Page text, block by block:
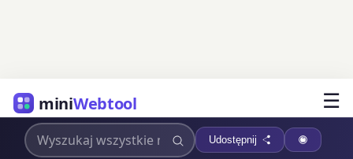
miniWebtool ☰
Udostępnij